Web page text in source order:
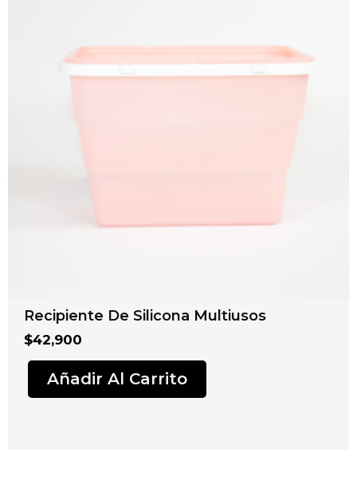
Recipiente De Silicona Multiusos
$42,900
Añadir Al Carrito